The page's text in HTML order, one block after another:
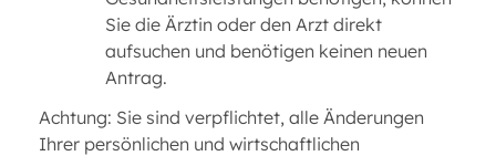
Sie die Ärztin oder den Arzt direkt
aufsuchen und benötigen keinen neuen
Antrag.
Achtung: Sie sind verpflichtet, alle Änderungen
Ihrer persönlichen und wirtschaftlichen